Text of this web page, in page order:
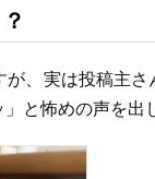
、実は投稿主
と怖めの声を